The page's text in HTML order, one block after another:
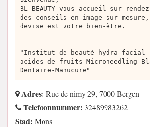
BL BEAUTY vous accueil sur
des conseils en image sur
devise est votre bien-être.
"Institut de beauté-hydra facial-
acides de fruits-Microneedling-
Dentaire-Manucure"
Adres: Rue de nimy 29, 7000 Bergen
Telefoonnummer: 32489983262
Stad: Mons